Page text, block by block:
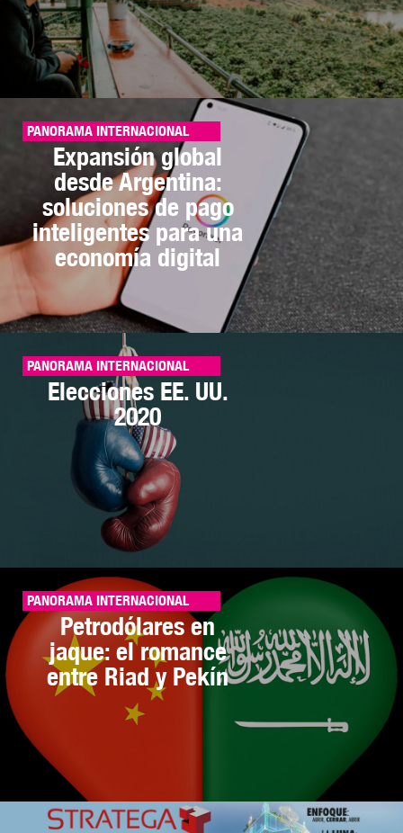
PANORAMA INTERNACIONAL
Expansión global
desde Argentina:
soluciones de pago
inteligentes para una
economía digital
PANORAMA INTERNACIONAL
Elecciones EE. UU.
2020
PANORAMA INTERNACIONAL
Petrodólares en
jaque: el romance
entre Riad y Pekín